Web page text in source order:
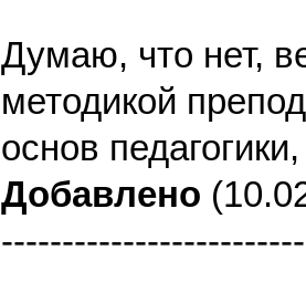
Думаю, что нет,
методикой
основ
Добавлено